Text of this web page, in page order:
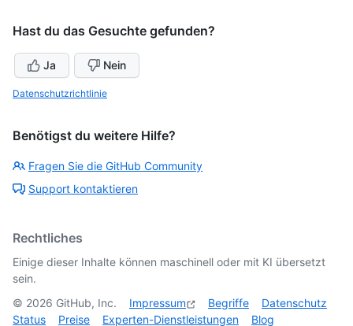
Hast du das Gesuchte gefunden?
Ja Nein
Datenschutzrichtlinie
Benötigst du weitere Hilfe?
Fragen Sie die GitHub Community
Support kontaktieren
Rechtliches
Einige dieser Inhalte können maschinell oder mit KI übersetzt
sein.
© 2026 GitHub, Inc. Impressum Begriffe
Datenschutz
Status
Preise Experten-Dienstleistungen Blog